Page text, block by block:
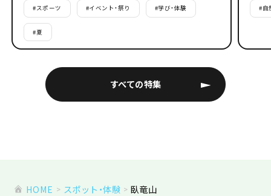
すべての特集
#スポーツ #イベント・祭り #学び・体験
#夏
#自
HOME スポット・体験 臥竜山